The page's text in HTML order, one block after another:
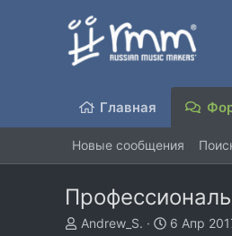
Главная
Новые сообщения
А
Andrew_S.
Д
6 Апр